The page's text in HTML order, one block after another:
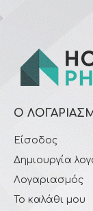
Ο
Είσοδος
Δημιουργία
Λογαριασμός
Το καλάθι μου